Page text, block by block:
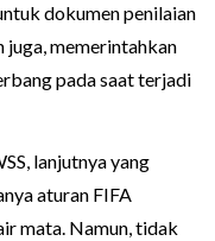
dokumen penilaian
juga, memerintahkan
pada saat terjadi
lanjutnya yang
aturan FIFA
mata. Namun, tidak